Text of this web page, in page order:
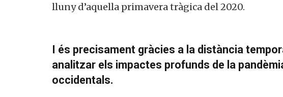
lluny d’aquella primavera tràgica del 2020.
I és precisament gràcies a la distància
analitzar els impactes profunds de la
occidentals.